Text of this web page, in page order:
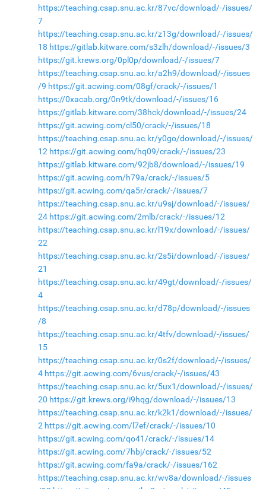
https://teaching.csap.snu.ac.kr/87vc/download/-/issues/
7
https://teaching.csap.snu.ac.kr/z13g/download/-/issues/
18 https://gitlab.kitware.com/s3zlh/download/-/issues/3
https://git.krews.org/0pl0p/download/-/issues/7
https://teaching.csap.snu.ac.kr/a2h9/download/-/issues
/9 https://git.acwing.com/08gf/crack/-/issues/1
https://0xacab.org/0n9tk/download/-/issues/16
https://gitlab.kitware.com/38hck/download/-/issues/24
https://git.acwing.com/cl50/crack/-/issues/18
https://teaching.csap.snu.ac.kr/y0go/download/-/issues/
12 https://git.acwing.com/hq09/crack/-/issues/23
https://gitlab.kitware.com/92jb8/download/-/issues/19
https://git.acwing.com/h79a/crack/-/issues/5
https://git.acwing.com/qa5r/crack/-/issues/7
https://teaching.csap.snu.ac.kr/u9sj/download/-/issues/
24 https://git.acwing.com/2mlb/crack/-/issues/12
https://teaching.csap.snu.ac.kr/l19x/download/-/issues/
22
https://teaching.csap.snu.ac.kr/2s5i/download/-/issues/
21
https://teaching.csap.snu.ac.kr/49gt/download/-/issues/
4
https://teaching.csap.snu.ac.kr/d78p/download/-/issues
/8
https://teaching.csap.snu.ac.kr/4tfv/download/-/issues/
15
https://teaching.csap.snu.ac.kr/0s2f/download/-/issues/
4 https://git.acwing.com/6vus/crack/-/issues/43
https://teaching.csap.snu.ac.kr/5ux1/download/-/issues/
20 https://git.krews.org/i9hqg/download/-/issues/13
https://teaching.csap.snu.ac.kr/k2k1/download/-/issues/
2 https://git.acwing.com/l7ef/crack/-/issues/10
https://git.acwing.com/qo41/crack/-/issues/14
https://git.acwing.com/7hbj/crack/-/issues/52
https://git.acwing.com/fa9a/crack/-/issues/162
https://teaching.csap.snu.ac.kr/wv8a/download/-/issues